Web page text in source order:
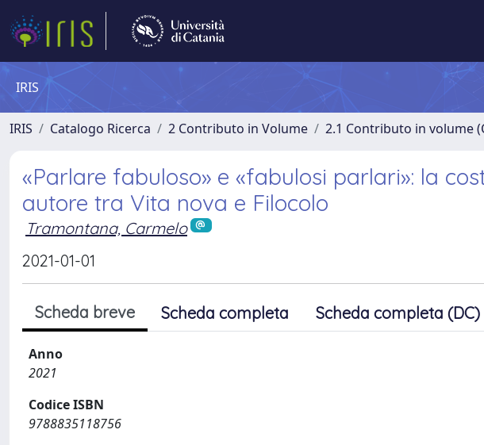
IRIS
IRIS Catalogo Ricerca 2 Contributo in Volume 2.1 Contributo in volume
«Parlare fabuloso» e «fabulosi parlari»: la
autore tra Vita nova e Filocolo
Tramontana, Carmelo
2021-01-01
Scheda breve Scheda completa Scheda completa (DC)
Anno
2021
Codice ISBN
9788835118756